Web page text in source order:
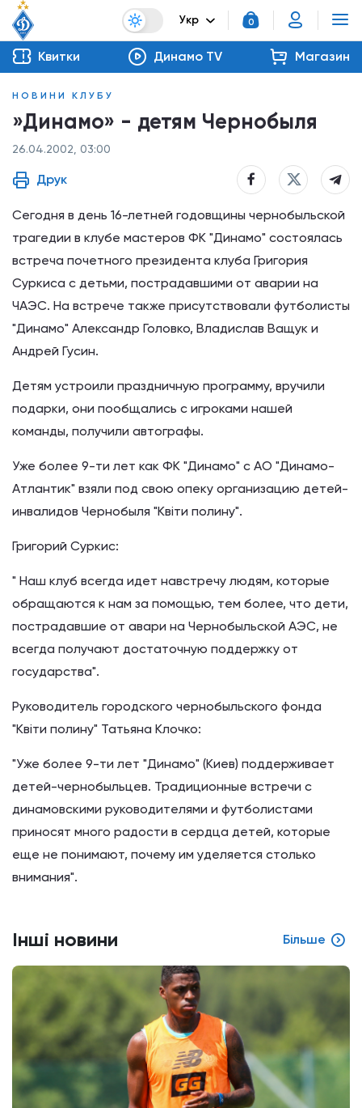
Укр 0
Квитки Динамо TV Магазин
НОВИНИ КЛУБУ
»Динамо» - детям Чернобыля
26.04.2002, 03:00
Друк
Сегодня в день 16-летней годовщины чернобыльской
трагедии в клубе мастеров ФК "Динамо" состоялась
встреча почетного президента клуба Григория
Суркиса с детьми, пострадавшими от аварии на
ЧАЭС. На встрече также присутствовали футболисты
"Динамо" Александр Головко, Владислав Ващук и
Андрей Гусин.
Детям устроили праздничную программу, вручили
подарки, они пообщались с игроками нашей
команды, получили автографы.
Уже более 9-ти лет как ФК "Динамо" с АО "Динамо-
Атлантик" взяли под свою опеку организацию детей-
инвалидов Чернобыля "Квіти полину".
Григорий Суркис:
" Наш клуб всегда идет навстречу людям, которые
обращаются к нам за помощью, тем более, что дети,
пострадавшие от авари на Чернобыльской АЭС, не
всегда получают достаточную поддержку от
государства".
Руководитель городского чернобыльского фонда
"Квіти полину" Татьяна Клочко:
"Уже более 9-ти лет "Динамо" (Киев) поддерживает
детей-чернобыльцев. Традиционные встречи с
динамовскими руководителями и футболистами
приносят много радости в сердца детей, которые
еще не понимают, почему им уделяется столько
внимания".
Інші новини Більше